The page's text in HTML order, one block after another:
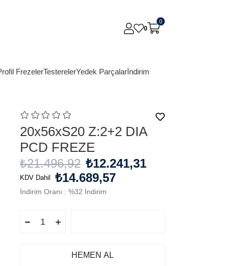
0
0
FrezelerTesterelerYedek Parçalarİndirim
20x56xS20 Z:2+2 DIA
PCD FREZE
₺21.496,92 ₺12.241,31
KDV Dahil ₺14.689,57
İndirim Oranı : %32 İndirim